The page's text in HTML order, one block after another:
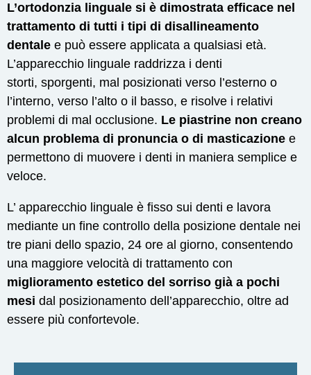
L’ortodonzia linguale si è dimostrata efficace nel
trattamento di tutti i tipi di disallineamento
dentale e può essere applicata a qualsiasi età.
L’apparecchio linguale raddrizza i denti
storti, sporgenti, mal posizionati verso l’esterno o
l’interno, verso l’alto o il basso, e risolve i relativi
problemi di mal occlusione. Le piastrine non creano
alcun problema di pronuncia o di masticazione e
permettono di muovere i denti in maniera semplice e
veloce.
L’ apparecchio linguale è fisso sui denti e lavora
mediante un fine controllo della posizione dentale nei
tre piani dello spazio, 24 ore al giorno, consentendo
una maggiore velocità di trattamento con
miglioramento estetico del sorriso già a pochi
mesi dal posizionamento dell’apparecchio, oltre ad
essere più confortevole.